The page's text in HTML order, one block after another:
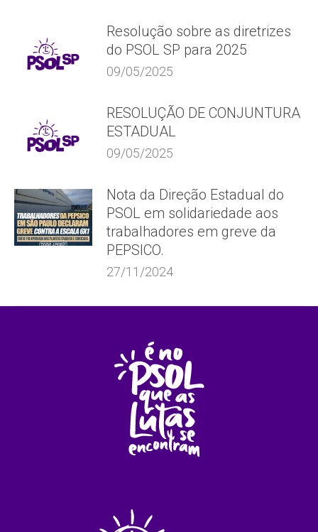
Resolução sobre as diretrizes
do PSOL SP para 2025
09/05/2025
RESOLUÇÃO DE CONJUNTURA
ESTADUAL
09/05/2025
Nota da Direção Estadual do
PSOL em solidariedade aos
trabalhadores em greve da
PEPSICO.
27/11/2024